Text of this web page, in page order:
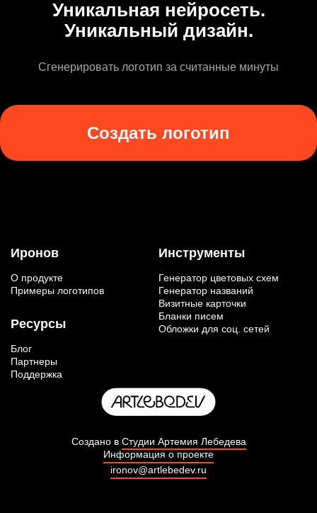
Уникальная нейросеть.
Уникальный дизайн.
Сгенерировать логотип за считанные минуты
Создать логотип
Иронов
О продукте
Примеры логотипов
Ресурсы
Блог
Партнеры
Поддержка
Инструменты
Генератор цветовых схем
Генератор названий
Визитные карточки
Бланки писем
Обложки для соц. сетей
Создано в Студии Артемия Лебедева
Информация о проекте
ironov@artlebedev.ru